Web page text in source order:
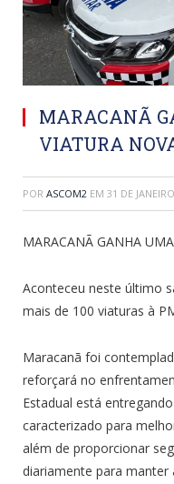
MARACANÃ
VIATURA
POR ASCOM2 EM 31 DE
MARACANÃ GANHA
Aconteceu neste último
mais de 100 viaturas à
Maracanã foi
reforçará no
Estadual está
caracterizado para
além de proporcionar
diariamente para manter